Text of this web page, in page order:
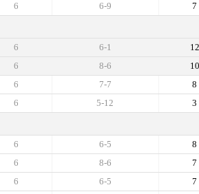
7
6-9
6
12
6-1
6
10
8-6
6
8
7-7
6
3
5-12
6
8
6-5
6
7
8-6
6
7
6-5
6